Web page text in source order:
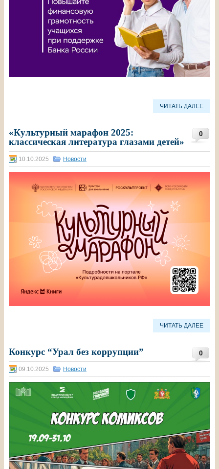
ЧИТАТЬ ДАЛЕЕ
0
«Культурный марафон 2025:
классическая литература глазами детей»
10.10.2025 Новости
ЧИТАТЬ ДАЛЕЕ
0
Конкурс “Урал без коррупции”
09.10.2025 Новости